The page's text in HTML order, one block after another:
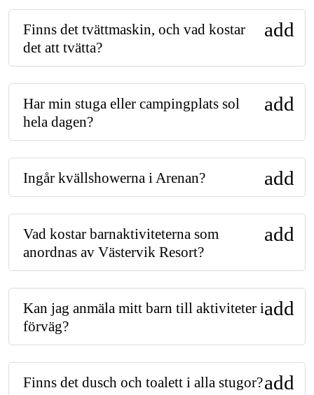
Finns det tvättmaskin, och vad kostar
det att tvätta?
add
Har min stuga eller campingplats sol
hela dagen?
add
Ingår kvällshowerna i Arenan? add
Vad kostar barnaktiviteterna som
anordnas av Västervik Resort?
add
Kan jag anmäla mitt barn till aktiviteter i
förväg?
add
Finns det dusch och toalett i alla stugor?add